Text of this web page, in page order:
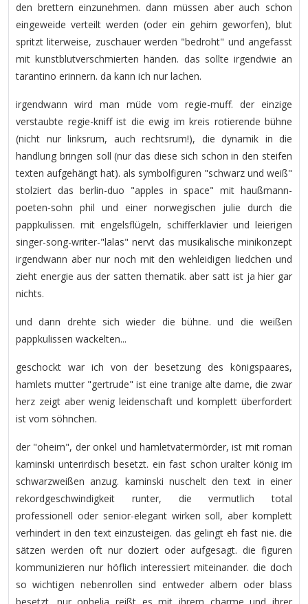
den brettern einzunehmen. dann müssen aber auch schon
eingeweide verteilt werden (oder ein gehirn geworfen), blut
spritzt literweise, zuschauer werden "bedroht" und angefasst
mit kunstblutverschmierten händen. das sollte irgendwie an
tarantino erinnern. da kann ich nur lachen.
irgendwann wird man müde vom regie-muff. der einzige
verstaubte regie-kniff ist die ewig im kreis rotierende bühne
(nicht nur linksrum, auch rechtsrum!), die dynamik in die
handlung bringen soll (nur das diese sich schon in den steifen
texten aufgehängt hat). als symbolfiguren "schwarz und weiß"
stolziert das berlin-duo "apples in space" mit haußmann-
poeten-sohn phil und einer norwegischen julie durch die
pappkulissen. mit engelsflügeln, schifferklavier und leierigen
singer-song-writer-"lalas" nervt das musikalische minikonzept
irgendwann aber nur noch mit den wehleidigen liedchen und
zieht energie aus der satten thematik. aber satt ist ja hier gar
nichts.
und dann drehte sich wieder die bühne. und die weißen
pappkulissen wackelten...
geschockt war ich von der besetzung des königspaares,
hamlets mutter "gertrude" ist eine tranige alte dame, die zwar
herz zeigt aber wenig leidenschaft und komplett überfordert
ist vom söhnchen.
der "oheim", der onkel und hamletvatermörder, ist mit roman
kaminski unterirdisch besetzt. ein fast schon uralter könig im
schwarzweißen anzug. kaminski nuschelt den text in einer
rekordgeschwindigkeit runter, die vermutlich total
professionell oder senior-elegant wirken soll, aber komplett
verhindert in den text einzusteigen. das gelingt eh fast nie. die
sätzen werden oft nur doziert oder aufgesagt. die figuren
kommunizieren nur höflich interessiert miteinander. die doch
so wichtigen nebenrollen sind entweder albern oder blass